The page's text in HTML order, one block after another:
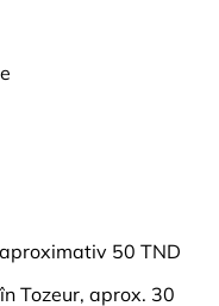
50 TND
Tozeur, aprox. 30